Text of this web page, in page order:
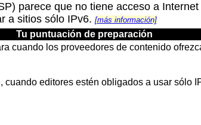
parece que no tiene acceso a
a sitios sólo IPv6. [más información]
Tu puntuación de preparación
cuando los proveedores de contenido
editores estén obligados a usar sólo